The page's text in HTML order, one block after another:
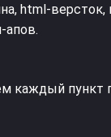
html-
апов.
каждый пункт